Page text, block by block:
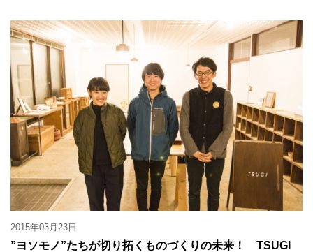
2015年03月23日
”ヨソモノ”たちが切り拓くものづくりの未来！ TSUGI